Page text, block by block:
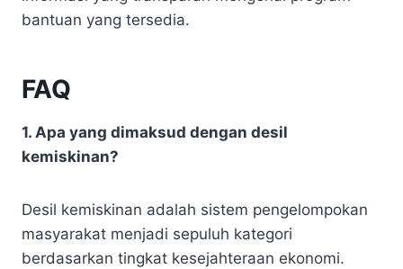
bantuan yang tersedia.
FAQ
1. Apa yang dimaksud dengan desil
kemiskinan?
Desil kemiskinan adalah sistem pengelompokan
masyarakat menjadi sepuluh kategori
berdasarkan tingkat kesejahteraan ekonomi.